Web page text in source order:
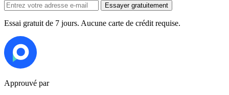
Essayer gratuitement
Essai gratuit de 7 jours. Aucune carte de crédit requise.
Approuvé par